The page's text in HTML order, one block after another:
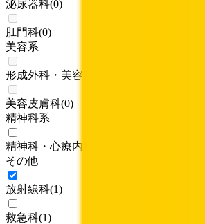
泌尿器科(0)
肛門科(0)
美容系
形成外科・美容外科
美容皮膚科(0)
精神科系
精神科・心療内科
その他
放射線科(1)
救急科(1)